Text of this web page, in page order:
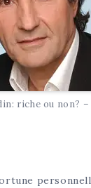
riche ou non? –